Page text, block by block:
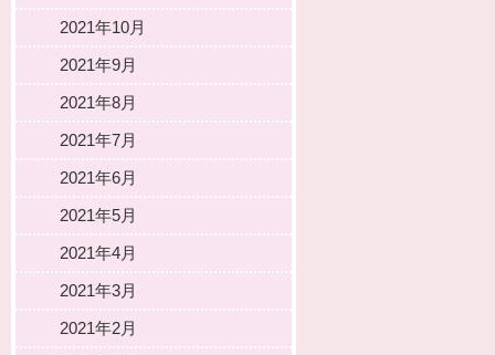
2021年10月
2021年9月
2021年8月
2021年7月
2021年6月
2021年5月
2021年4月
2021年3月
2021年2月